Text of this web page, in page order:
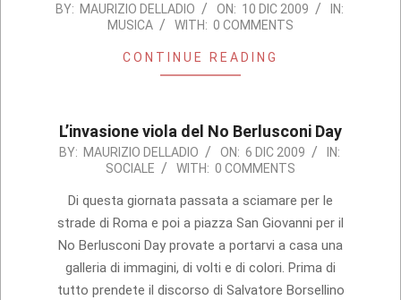
2009-
BY: MAURIZIO DELLADIO ON: 10 DIC 2009
IN:
MUSICA
WITH: 0 COMMENTS
CONTINUE READING
L’invasione viola del No Berlusconi Day
2009-
BY: MAURIZIO DELLADIO ON: 6 DIC 2009
IN:
SOCIALE
WITH: 0 COMMENTS
Di questa giornata passata a sciamare per le
strade di Roma e poi a piazza San Giovanni per il
No Berlusconi Day provate a portarvi a casa una
galleria di immagini, di volti e di colori. Prima di
tutto prendete il discorso di Salvatore Borsellino